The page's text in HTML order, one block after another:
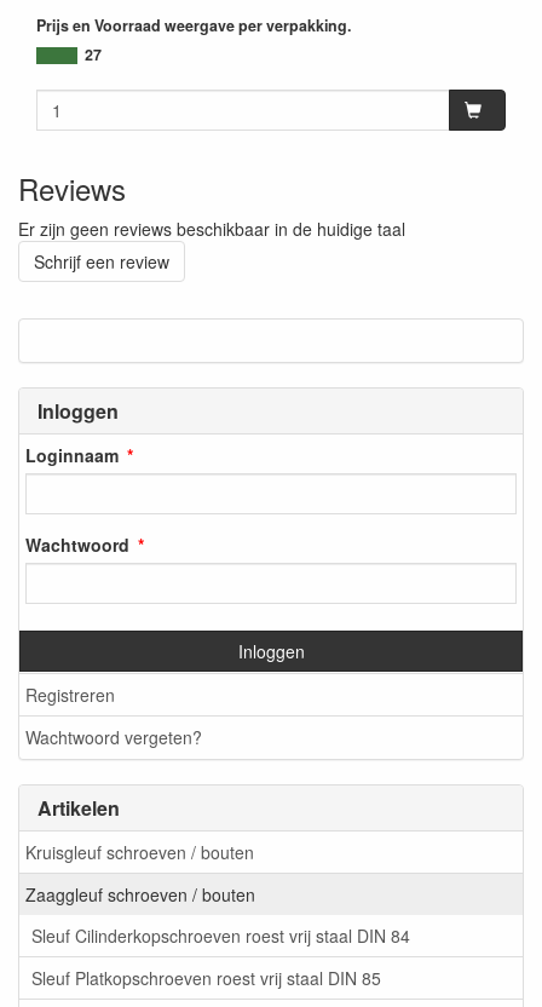
Inloggen
Loginnaam
Wachtwoord
Inloggen
Registreren
Wachtwoord vergeten?
Artikelen
Kruisgleuf schroeven / bouten
Zaaggleuf schroeven / bouten
Sleuf Cilinderkopschroeven roest vrij staal DIN 84
Sleuf Platkopschroeven roest vrij staal DIN 85
Prijs en Voorraad weergave per verpakking.
27
Reviews
Er zijn geen reviews beschikbaar in de huidige taal
Schrijf een review